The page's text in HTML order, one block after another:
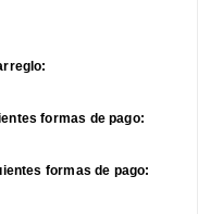
formas de pago:
formas de pago: